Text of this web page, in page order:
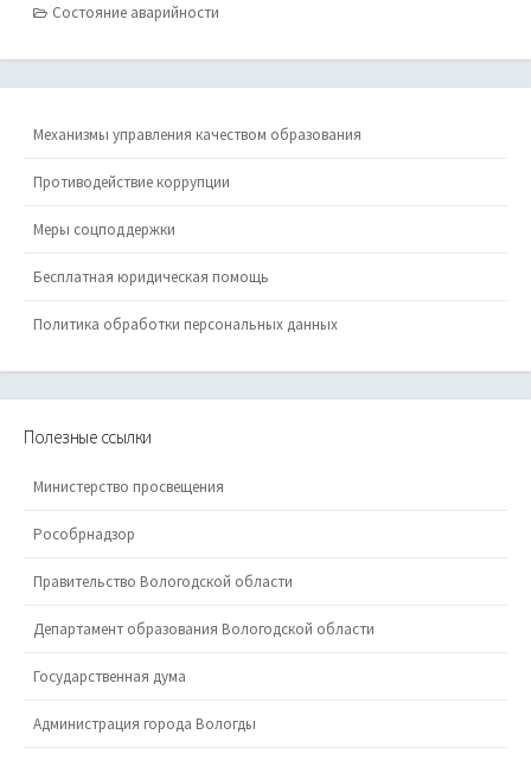
Состояние аварийности
Механизмы управления качеством образования
Противодействие коррупции
Меры соцподдержки
Бесплатная юридическая помощь
Политика обработки персональных данных
Полезные ссылки
Министерство просвещения
Рособрнадзор
Правительство Вологодской области
Департамент образования Вологодской области
Государственная дума
Администрация города Вологды